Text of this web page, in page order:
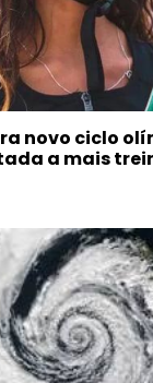
novo ciclo
a mais